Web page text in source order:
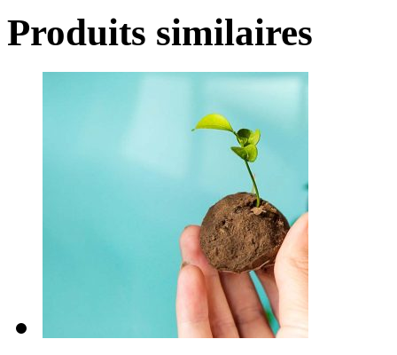
Produits similaires